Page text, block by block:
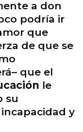
a don
podría ir
que
de que se
que el
le
su
y